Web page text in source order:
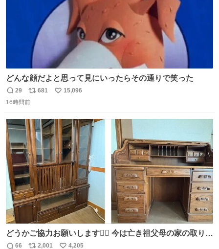
どんな顔だよと思って見にいったらその通りで笑った
返
信
29
リ
ポ
ト
数
681
い
数
15,096
16時間前
どうかご協力お願いします🙇‍♂️ 今は亡き祖父母の家の取り壊
しが決まり、どうしても処分して欲しくない食器棚と机の
66 2,001 4,205